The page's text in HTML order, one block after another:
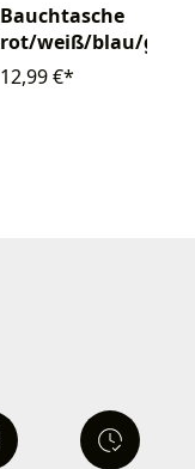
Bauchtasche
rot/weiß/blau/gelb
gestreift
12,99 €*